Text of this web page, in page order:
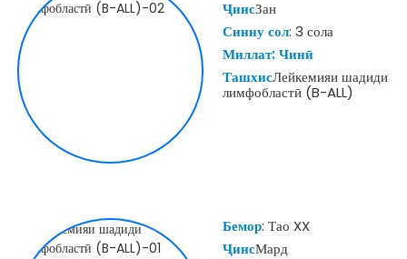
ҶинсЗан
Синну сол: 3 сола
Миллат: Чинӣ
ТашхисЛейкемияи шадиди
лимфобластӣ (B-ALL)
Бемор: Тао XX
ҶинсМард